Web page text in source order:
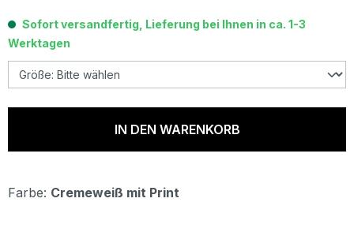
Sofort versandfertig, Lieferung bei Ihnen in ca. 1-3
Werktagen
IN DEN WARENKORB
Farbe: Cremeweiß mit Print